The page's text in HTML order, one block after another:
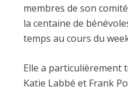
membres de son
la centaine de
temps au cours du
Elle a particulièrement
Katie Labbé et Frank